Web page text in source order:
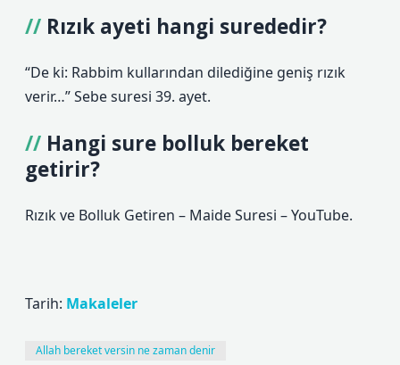
Rızık ayeti hangi surededir?
“De ki: Rabbim kullarından dilediğine geniş rızık
verir…” Sebe suresi 39. ayet.
Hangi sure bolluk bereket
getirir?
Rızık ve Bolluk Getiren – Maide Suresi – YouTube.
Tarih: Makaleler
Allah bereket versin ne zaman denir